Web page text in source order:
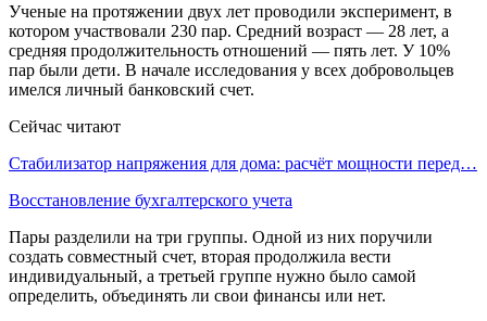
Ученые на протяжении двух лет проводили эксперимент, в
котором участвовали 230 пар. Средний возраст — 28 лет, а
средняя продолжительность отношений — пять лет. У 10%
пар были дети. В начале исследования у всех добровольцев
имелся личный банковский счет.
Сейчас читают
Стабилизатор напряжения для дома: расчёт мощности перед…
Восстановление бухгалтерского учета
Пары разделили на три группы. Одной из них поручили
создать совместный счет, вторая продолжила вести
индивидуальный, а третьей группе нужно было самой
определить, объединять ли свои финансы или нет.